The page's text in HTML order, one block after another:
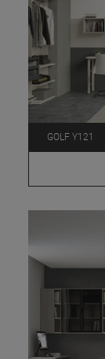
GOLF Y121